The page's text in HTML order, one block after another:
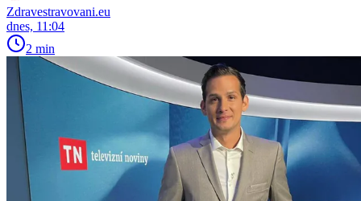
Zdravestravovani.eu
dnes, 11:04
2 min